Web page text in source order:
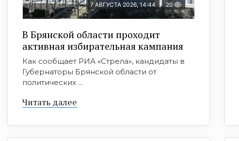
7 АВГУСТА 2026, 14:44 20
В Брянской области проходит
активная избирательная кампания
Как сообщает РИА «Стрела», кандидаты в
Губернаторы Брянской области от
политических ...
Читать далее